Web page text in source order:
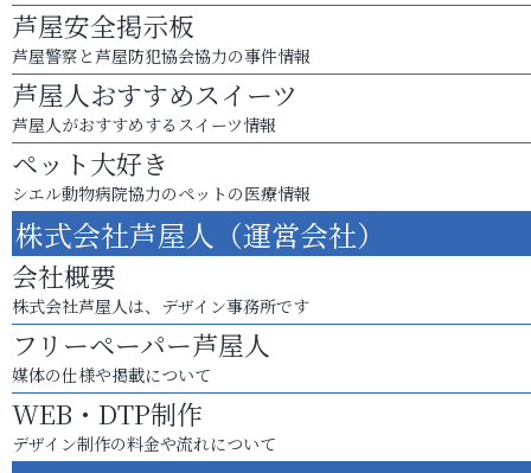
芦屋安全掲示板
芦屋警察と芦屋防犯協会協力の事件情報
芦屋人おすすめスイーツ
芦屋人がおすすめするスイーツ情報
ペット大好き
シエル動物病院協力のペットの医療情報
株式会社芦屋人（運営会社）
会社概要
株式会社芦屋人は、デザイン事務所です
フリーペーパー芦屋人
媒体の仕様や掲載について
WEB・DTP制作
デザイン制作の料金や流れについて